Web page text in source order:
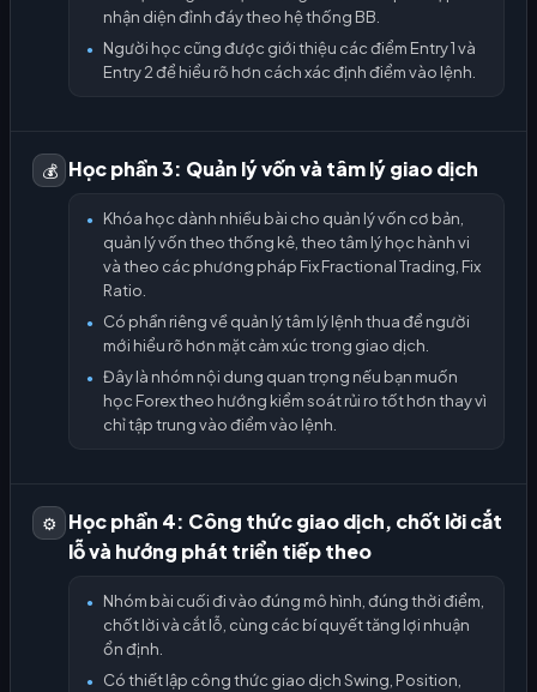
nhận diện đỉnh đáy theo hệ thống BB.
●
Người học cũng được giới thiệu các điểm Entry 1 và
Entry 2 để hiểu rõ hơn cách xác định điểm vào lệnh.
💰 Học phần 3: Quản lý vốn và tâm lý giao dịch
●
Khóa học dành nhiều bài cho quản lý vốn cơ bản,
quản lý vốn theo thống kê, theo tâm lý học hành vi
và theo các phương pháp Fix Fractional Trading, Fix
Ratio.
●
Có phần riêng về quản lý tâm lý lệnh thua để người
mới hiểu rõ hơn mặt cảm xúc trong giao dịch.
●
Đây là nhóm nội dung quan trọng nếu bạn muốn
học Forex theo hướng kiểm soát rủi ro tốt hơn thay vì
chỉ tập trung vào điểm vào lệnh.
⚙️
Học phần 4: Công thức giao dịch, chốt lời cắt
lỗ và hướng phát triển tiếp theo
●
Nhóm bài cuối đi vào đúng mô hình, đúng thời điểm,
chốt lời và cắt lỗ, cùng các bí quyết tăng lợi nhuận
ổn định.
●
Có thiết lập công thức giao dịch Swing, Position,